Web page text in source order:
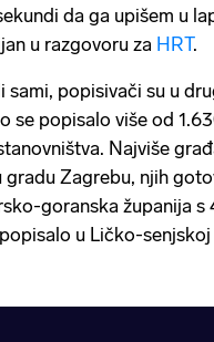
da ga upišem u
u razgovoru za HRT.
sami, popisivači su u
se popisalo više od
Najviše
gradu Zagrebu, njih
goranska županija s
u Ličko-senjskoj